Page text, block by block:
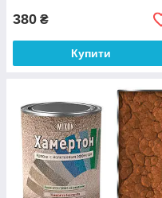
380 ₴
Купити